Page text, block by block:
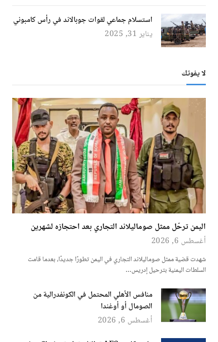
استسلام جماعي لقوات جوبالاند في رأس كامبوني
يناير 31, 2025
لا يفوتك
اليمن ترحّل ممثل صوماليلاند التجاري بعد احتجازه لشهرين
أغسطس 6, 2026
شهدت قضية ممثل صوماليلاند التجاري في اليمن تطورًا جديدًا، بعدما قامت
السلطات اليمنية بترحيل إدريس…
منافس الأهلي المحتمل في الكونفدرالية من
الصومال أو أوغندا
أغسطس 6, 2026